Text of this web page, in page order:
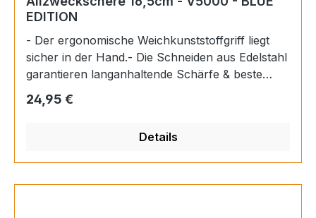
EDITION
- Der ergonomische Weichkunststoffgriff liegt
sicher in der Hand.- Die Schneiden aus Edelstahl
garantieren langanhaltende Schärfe & beste
Die Edelstahlschraube ermöglicht die perfekte
Schutzkappe lässt sich die Schere sicher
Regulärer Preis:
24,95 €
Details